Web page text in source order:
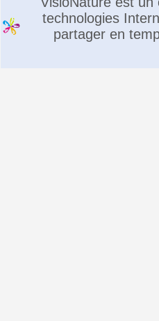
technologies
partager en